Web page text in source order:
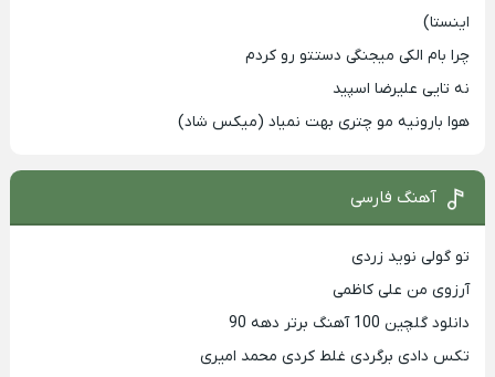
اینستا)
چرا بام الکی میجنگی دستتو رو کردم
نه تایی علیرضا اسپید
هوا بارونیه مو چتری بهت نمیاد (میکس شاد)
آهنگ فارسی
تو گولی نوید زردی
آرزوی من علی کاظمی
دانلود گلچین 100 آهنگ برتر دهه 90
تکس دادی برگردی غلط کردی محمد امیری